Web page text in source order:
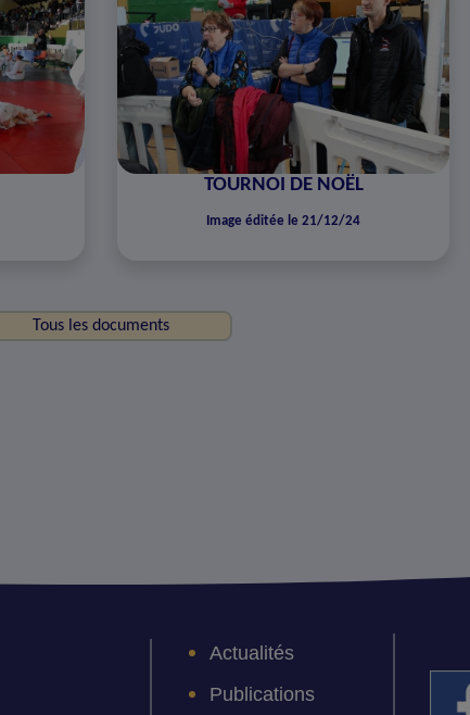
TOURNOI DE NOËL
Image éditée le 21/12/24
Tous les documents
Actualités
Publications